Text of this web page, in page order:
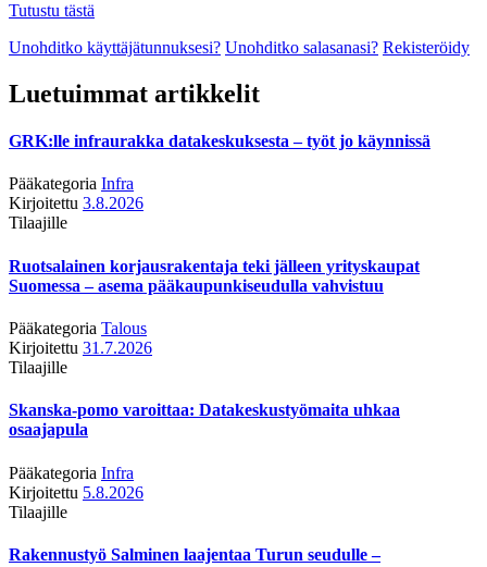
Tutustu tästä
Unohditko käyttäjätunnuksesi? Unohditko salasanasi? Rekisteröidy
Luetuimmat artikkelit
GRK:lle infraurakka datakeskuksesta – työt jo käynnissä
Pääkategoria Infra
Kirjoitettu 3.8.2026
Tilaajille
Ruotsalainen korjausrakentaja teki jälleen yrityskaupat
Suomessa – asema pääkaupunkiseudulla vahvistuu
Pääkategoria Talous
Kirjoitettu 31.7.2026
Tilaajille
Skanska-pomo varoittaa: Datakeskustyömaita uhkaa
osaajapula
Pääkategoria Infra
Kirjoitettu 5.8.2026
Tilaajille
Rakennustyö Salminen laajentaa Turun seudulle –